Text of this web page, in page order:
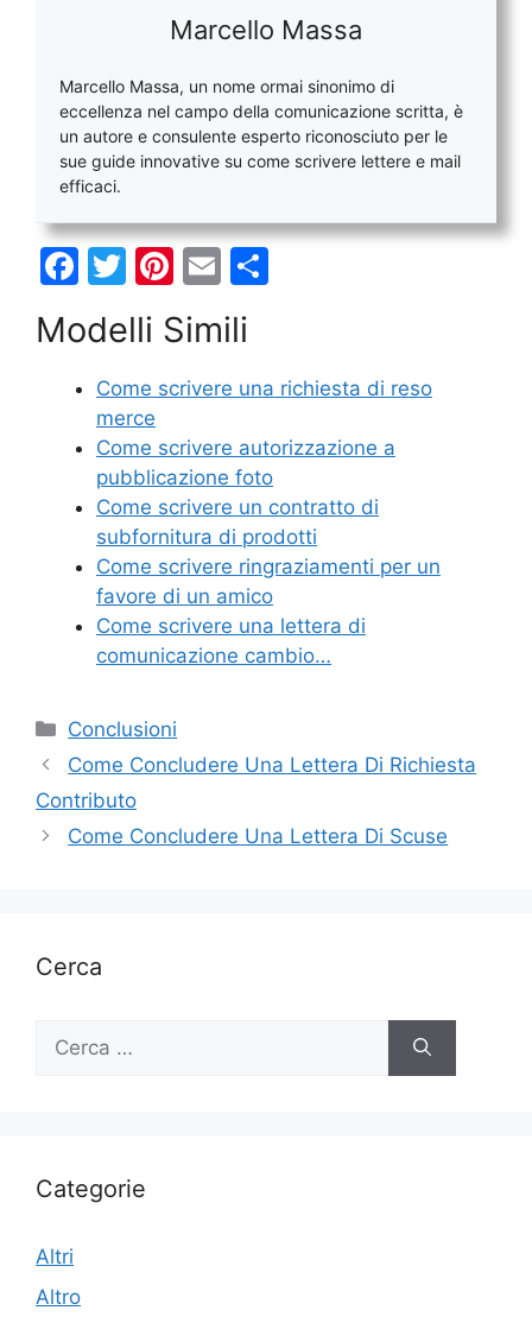
Marcello Massa
Marcello Massa, un nome ormai sinonimo di
eccellenza nel campo della comunicazione scritta, è
un autore e consulente esperto riconosciuto per le
sue guide innovative su come scrivere lettere e mail
efficaci.
F
c
e
b
o
o
k
T
w
itt
er
Pi
nt
er
e
E
m
ai
l
di
di
Modelli Simili
Come scrivere una richiesta di reso
merce
Come scrivere autorizzazione a
pubblicazione foto
Come scrivere un contratto di
subfornitura di prodotti
Come scrivere ringraziamenti per un
favore di un amico
Come scrivere una lettera di
comunicazione cambio…
Categorie
Conclusioni
Come Concludere Una Lettera Di Richiesta
Contributo
Come Concludere Una Lettera Di Scuse
Cerca
Ricerca
Categorie
Altri
Altro